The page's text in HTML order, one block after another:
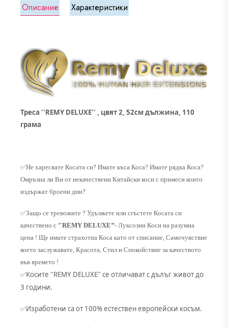
Описание Характеристики
Треса ''REMY DELUXE'' , цвят 2, 52см дължина, 110
грама
✅Не харесвате Косата си? Имате къса Коса? Имате рядка Коса?
Омръзна ли Ви от некачествени Китайски коси с примеси които
издържат броени дни?
✅Защо се тревожите ? Удължете или сгъстете Косата си
качествено с ’'REMY DELUXE’’- Луксозни Коси на разумна
цена ! Ще имате страхотна Коса като от списание, Самочувствие
което заслужавате, Красота, Стил и Спокойствие за качеството
във времето !
✅Косите ''REMY DELUXE'' се отличават с дълъг живот до
3 години.
✅Изработени са от 100% естествен европейски косъм.